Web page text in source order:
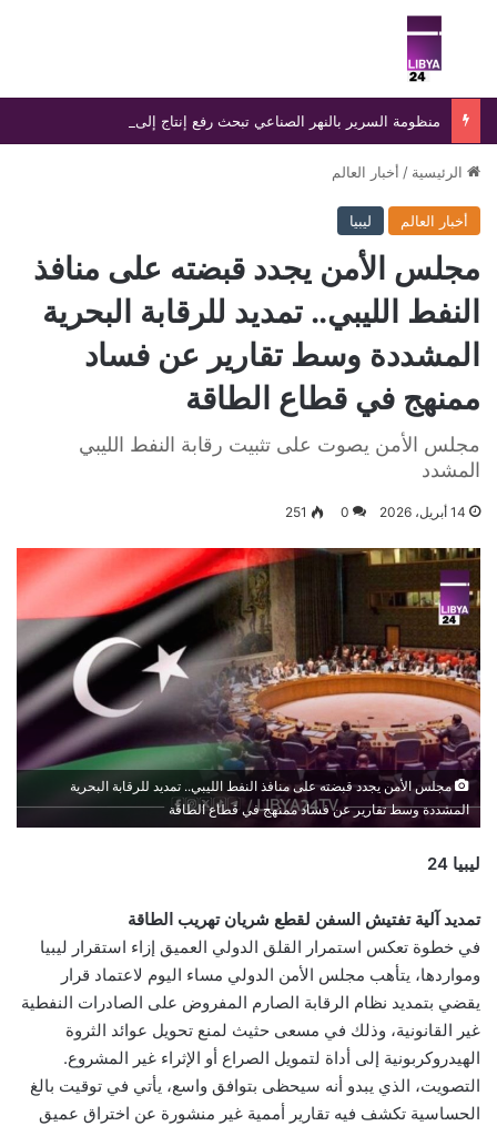
بحث عن
الرئيسية / أخبار العالم
أخبار العالم ليبيا
مجلس الأمن يجدد قبضته على منافذ
النفط الليبي.. تمديد للرقابة البحرية
المشددة وسط تقارير عن فساد
ممنهج في قطاع الطاقة
مجلس الأمن يصوت على تثبيت رقابة النفط الليبي
المشدد
14 أبريل، 2026 0
251
مجلس الأمن يجدد قبضته على منافذ النفط الليبي.. تمديد للرقابة البحرية
المشددة وسط تقارير عن فساد ممنهج في قطاع الطاقة
ليبيا 24
تمديد آلية تفتيش السفن لقطع شريان تهريب الطاقة
في خطوة تعكس استمرار القلق الدولي العميق إزاء استقرار ليبيا
ومواردها، يتأهب مجلس الأمن الدولي مساء اليوم لاعتماد قرار
يقضي بتمديد نظام الرقابة الصارم المفروض على الصادرات النفطية
غير القانونية، وذلك في مسعى حثيث لمنع تحويل عوائد الثروة
الهيدروكربونية إلى أداة لتمويل الصراع أو الإثراء غير المشروع.
التصويت، الذي يبدو أنه سيحظى بتوافق واسع، يأتي في توقيت بالغ
الحساسية تكشف فيه تقارير أممية غير منشورة عن اختراق عميق